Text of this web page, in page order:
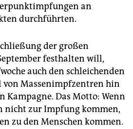
an
durchführten.
der großen
festhalten will,
auch den schleichenden
von Massenimpfzentren hin
Kampagne. Das Motto: Wenn
nicht zur Impfung kommen,
zu den Menschen kommen.